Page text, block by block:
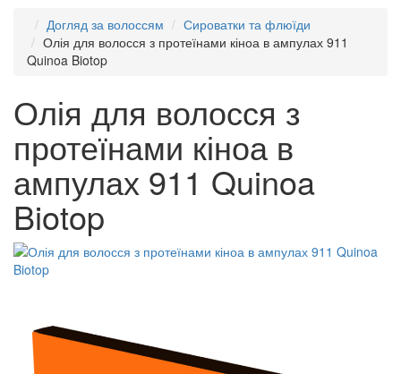
Догляд за волоссям
Сироватки та флюїди
Олія для волосся з протеїнами кіноа в ампулах 911
Quinoa Biotop
Олія для волосся з
протеїнами кіноа в
ампулах 911 Quinoa
Biotop